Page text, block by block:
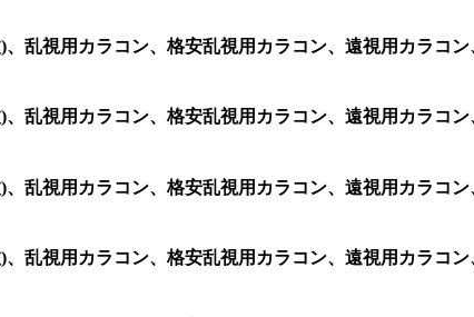
乱視用カラコン、格安乱視用カラコン、遠視用カラコ
乱視用カラコン、格安乱視用カラコン、遠視用カラコ
乱視用カラコン、格安乱視用カラコン、遠視用カラコ
乱視用カラコン、格安乱視用カラコン、遠視用カラコ